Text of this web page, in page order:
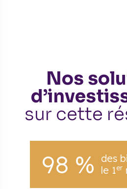
Nos
sur cette
98 %
des
le 1er